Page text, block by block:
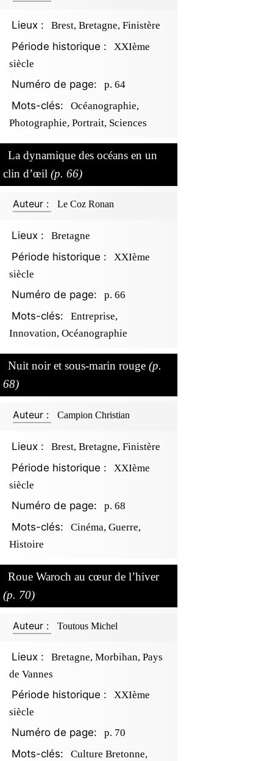
Lieux : Brest, Bretagne, Finistère
Période historique :
XXIème
siècle
Numéro de page: p. 64
Mots-clés:
Océanographie,
Photographie, Portrait, Sciences
La dynamique des océans en un
clin d’œil (p. 66)
Auteur : Le Coz Ronan
Lieux : Bretagne
Période historique :
XXIème
siècle
Numéro de page: p. 66
Mots-clés:
Entreprise,
Innovation, Océanographie
Nuit noir et sous-marin rouge (p.
68)
Auteur : Campion Christian
Lieux : Brest, Bretagne, Finistère
Période historique :
XXIème
siècle
Numéro de page: p. 68
Mots-clés:
Cinéma, Guerre,
Histoire
Roue Waroch au cœur de l’hiver
(p. 70)
Auteur : Toutous Michel
Lieux :
Bretagne, Morbihan, Pays
de Vannes
Période historique :
XXIème
siècle
Numéro de page: p. 70
Mots-clés:
Culture Bretonne,